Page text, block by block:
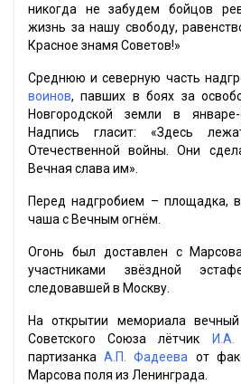
никогда не забудем бойцов
жизнь за нашу свободу,
Красное знамя Советов!»
Среднюю и северную часть
воинов, павших в боях за
Новгородской земли в
Надпись гласит: «Здесь
Отечественной войны. Они
Вечная слава им».
Перед надгробием – площадка,
чаша с Вечным огнём.
Огонь был доставлен с
участниками звёздной
следовавшей в Москву.
На открытии мемориала
Советского Союза лётчик
И.А.
партизанкаА.П. Фадеева от
Марсова поля из Ленинграда.